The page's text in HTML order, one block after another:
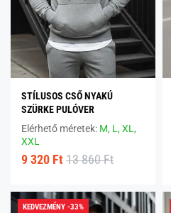
STÍLUSOS CSŐ NYAKÚ
SZÜRKE PULÓVER
Elérhető méretek: M, L,XL,
XXL
9 320 Ft 13 860 Ft
KEDVEZMÉNY -33%